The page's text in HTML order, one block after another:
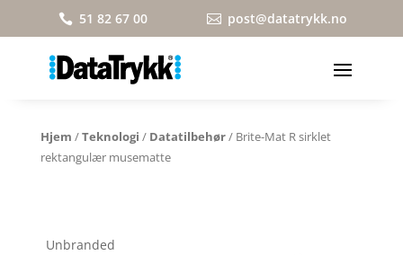
 51 82 67 00  post@datatrykk.no
Hjem /Teknologi / Datatilbehør/ Brite-Mat R sirklet
rektangulær musematte
Unbranded